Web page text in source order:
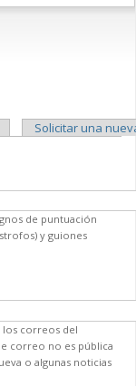
Solicitar una
de puntuación
y guiones
correos del
correo no es pública
o algunas noticias